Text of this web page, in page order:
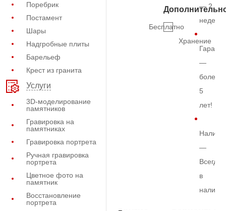
Поребрик
Постамент
Шары
Надгробные плиты
Барельеф
Крест из гранита
Услуги
3D-моделирование
памятников
Гравировка на
памятниках
Гравировка портрета
Ручная гравировка
портрета
Цветное фото на
памятник
Восстановление
портрета
Бесплатно
Хранение
— 2
недели
—
более
5
лет!
—
Всегда
в